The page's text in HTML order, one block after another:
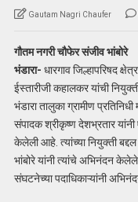
Gautam Nagri Chaufer
गौतम नगरी चौफेर संजीव भांबोरे
भंडारा- धारगाव जिल्हापरिषद
ईस्तारीजी कहालकर यांची
भंडारा तालुका ग्रामीण
संपादक श्रीकृष्ण देशभ्रतार
केलेली आहे. त्यांच्या नियुक्ती
भांबोरे यांनी त्यांचे अभिनंदन
संघटनेच्या पदाधिकाऱ्यांनी